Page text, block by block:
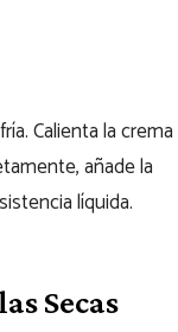
Calienta la crema
añade la
líquida.
Secas